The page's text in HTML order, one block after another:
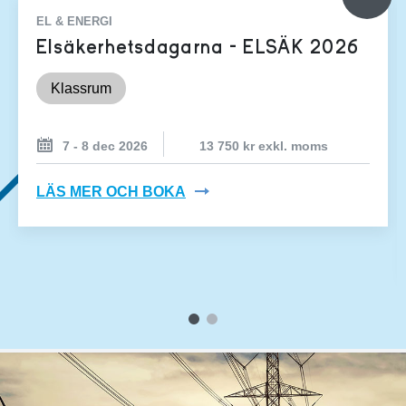
EL & ENERGI
Elsäkerhetsdagarna - ELSÄK 2026
Klassrum
7 - 8 dec 2026 13 750 kr exkl. moms
LÄS MER OCH BOKA